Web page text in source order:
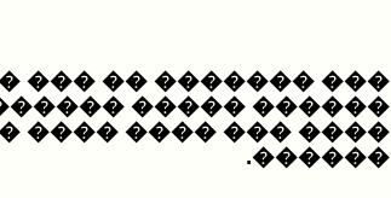
�� ��� ��� -���� ��
����: ���� ����
���� ���� ������
������
.